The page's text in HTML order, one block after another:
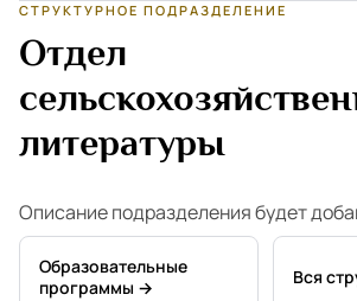
СТРУКТУРНОЕ ПОДРАЗДЕЛЕНИЕ
Отдел
литературы
Описание подразделения будет
Образовательные
программы →
Вся